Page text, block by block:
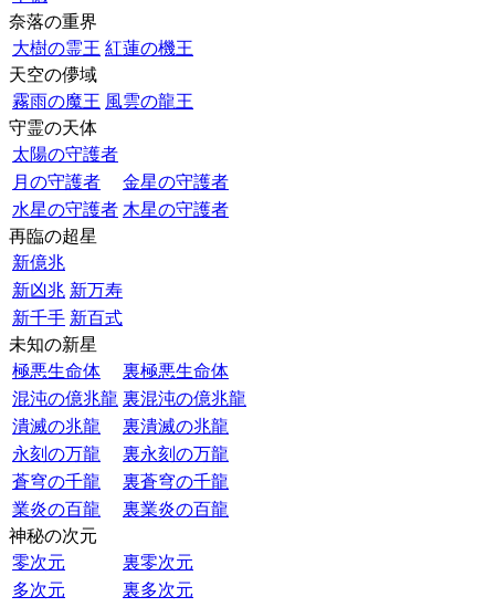
奈落の重界
大樹の霊王 紅蓮の機王
天空の儚域
霧雨の魔王 風雲の龍王
守霊の天体
太陽の守護者
月の守護者
金星の守護者
水星の守護者 木星の守護者
再臨の超星
新億兆
新凶兆 新万寿
新千手 新百式
未知の新星
極悪生命体
裏極悪生命体
混沌の億兆龍 裏混沌の億兆龍
潰滅の兆龍
裏潰滅の兆龍
永刻の万龍
裏永刻の万龍
蒼穹の千龍
裏蒼穹の千龍
業炎の百龍
裏業炎の百龍
神秘の次元
零次元
裏零次元
多次元
裏多次元